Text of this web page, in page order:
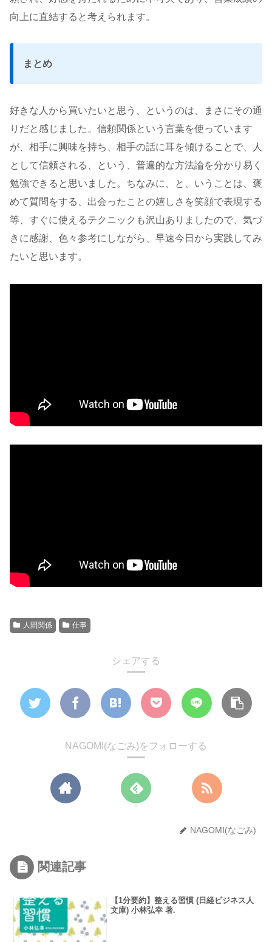
向上に直結すると考えられます。
まとめ
好きな人から買いたいと思う、というのは、まさにその通
りだと感じました。信頼関係という言葉を使っています
が、相手に興味を持ち、相手の話に耳を傾けることで、人
として信頼される、という、普遍的な方法論を分かり易く
勉強できると思いました。ちなみに、と、いうことは、褒
めて質問をする、出会ったことの嬉しさを笑顔で表現する
等、すぐに使えるテクニックも沢山ありましたので、気づ
きに感謝、色々参考にしながら、早速今日から実践してみ
たいと思います。
人間関係 仕事
シェアする
NAGOMI(なごみ)をフォローする
NAGOMI(なごみ)
関連記事
【1分要約】整える習慣 (日経ビジネス人
文庫) 小林弘幸 著.